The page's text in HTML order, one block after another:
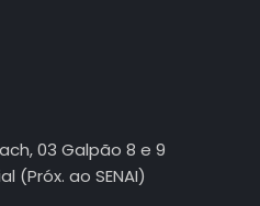
03 Galpão 8 e 9
(Próx. ao SENAI)